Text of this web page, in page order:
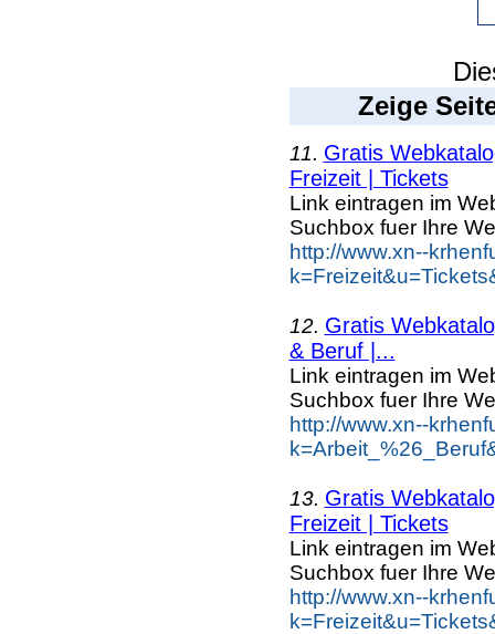
Zeige
11. Gratis
Freizeit | Tickets
Link eintragen im
Suchbox fuer Ihre
http://www.xn--
12. Gratis
& Beruf |...
Link eintragen im
Suchbox fuer Ihre
http://www.xn--
13. Gratis
Freizeit | Tickets
Link eintragen im
Suchbox fuer Ihre
http://www.xn--